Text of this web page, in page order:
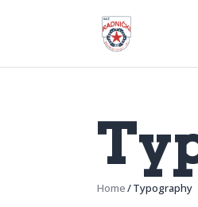
Home Typography